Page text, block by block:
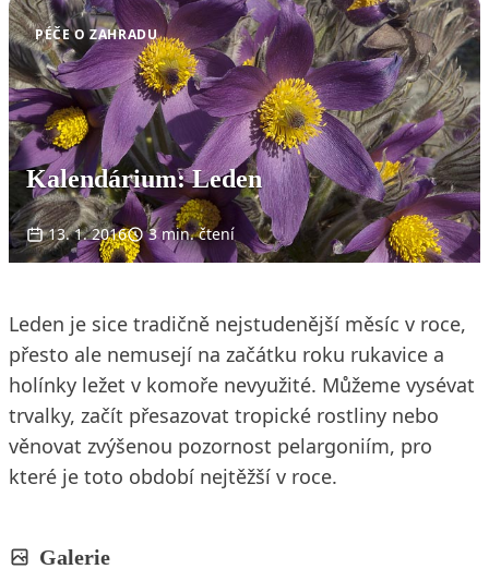
PÉČE O ZAHRADU
Kalendárium: Leden
13. 1. 2016 3 min. čtení
Leden je sice tradičně nejstudenější měsíc v roce,
přesto ale nemusejí na začátku roku rukavice a
holínky ležet v komoře nevyužité. Můžeme vysévat
trvalky, začít přesazovat tropické rostliny nebo
věnovat zvýšenou pozornost pelargoniím, pro
které je toto období nejtěžší v roce.
Galerie